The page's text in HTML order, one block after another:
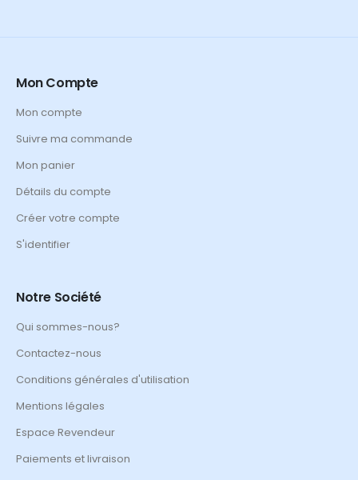
Mon Compte
Mon compte
Suivre ma commande
Mon panier
Détails du compte
Créer votre compte
S'identifier
Notre Société
Qui sommes-nous?
Contactez-nous
Conditions générales d'utilisation
Mentions légales
Espace Revendeur
Paiements et livraison